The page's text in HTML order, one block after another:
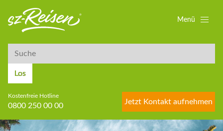
Suche
Los
Kostenfreie Hotline
0800 250 00 00
Jetzt Kontakt aufnehmen
Menü